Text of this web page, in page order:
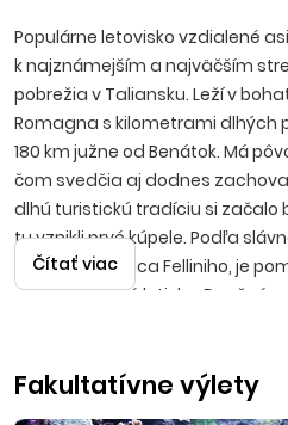
Populárne letovisko vzdialené
k najznámejším a najväčším
pobrežia v Taliansku. Leží v
Romagna s kilometrami dlhých
180 km južne od Benátok. Má
čom svedčia aj dodnes
dlhú turistickú tradíciu si začalo
tu vznikli prvé kúpele. Podľa
režiséra Federica Felliniho, je
medzinárodné letisko. Dnešné
severu na juh a sú prepojené
Čítať viac
Fakultatívne výlety